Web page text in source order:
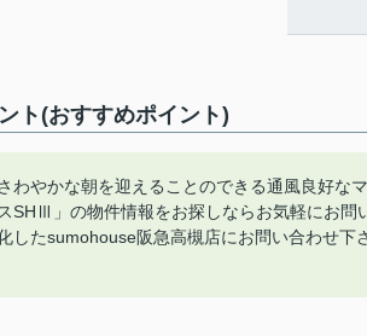
ト(おすすめポイント)
わやかな朝を迎えることのできる通風良好な
SHⅢ」の物件情報をお探しならお気軽にお
したsumohouse阪急高槻店にお問い合わせ下